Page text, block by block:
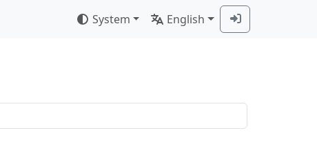
System English